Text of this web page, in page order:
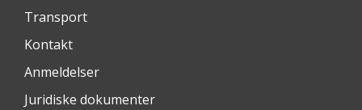
Transport
Kontakt
Anmeldelser
Juridiske dokumenter